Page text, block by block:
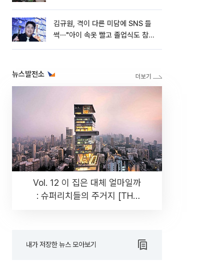
김규원, 격이 다른 미담에 SNS 들
썩⋯"아이 속옷 빨고 졸업식도 참
뉴스발전소
Vol. 12 이 집은 대체 얼마일까
: 슈퍼리치들의 주거지 [THE
내가 저장한 뉴스 모아보기